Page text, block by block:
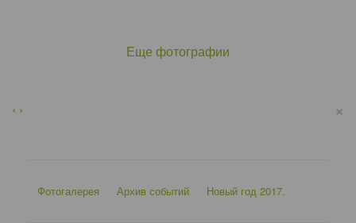
Еще фотографии
‹ › ×
Фотогалерея Архив событий Новый год 2017.